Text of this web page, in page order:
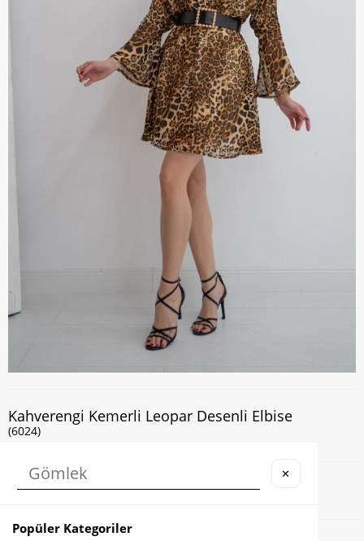
Kahverengi Kemerli Leopar Desenli Elbise
(6024)
Kapıda Nakit veya Kart ile Ödeme İmkanı
✕
Popüler Kategoriler